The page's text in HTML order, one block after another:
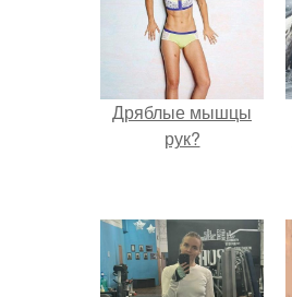
Дряблые мышцы
рук?